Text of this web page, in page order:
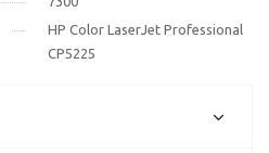
HP Color LaserJet Professional
CP5225